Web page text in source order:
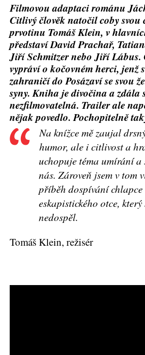
Filmovou adaptaci románu
Citlivý člověk natočil coby svou
prvotinu Tomáš Klein, v
představí David Prachař,
Jiří Schmitzer nebo Jiří Lábus.
vypráví o kočovném herci, jenž
zahraničí do Posázaví se svou
syny. Kniha je divočina a zdála
nezfilmovatelná. Trailer ale
nějak povedlo. Pochopitelně
Na knížce mě zaujal
humor, ale i citlivost a
uchopuje téma umírání
nás. Zároveň jsem v tom
příběh dospívání chlapce
eskapistického otce, který
nedospěl.
Tomáš Klein, režisér